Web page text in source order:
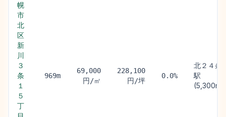
幌
市
北
区
新
川
３
条
１
５
丁
969m
69,000
円/㎡
228,100
円/坪
0.0%
北２４条
駅
(5,300m)